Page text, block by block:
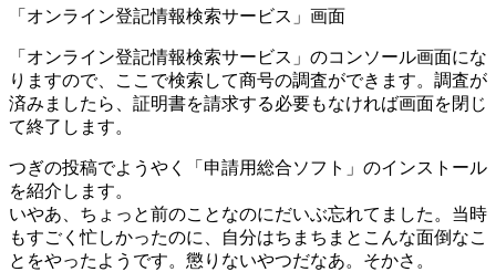
「オンライン登記情報検索サービス」画面
「オンライン登記情報検索サービス」のコンソール画面にな
りますので、ここで検索して商号の調査ができます。調査が
済みましたら、証明書を請求する必要もなければ画面を閉じ
て終了します。
つぎの投稿でようやく「申請用総合ソフト」のインストール
を紹介します。
いやあ、ちょっと前のことなのにだいぶ忘れてました。当時
もすごく忙しかったのに、自分はちまちまとこんな面倒なこ
とをやったようです。懲りないやつだなあ。そかさ。